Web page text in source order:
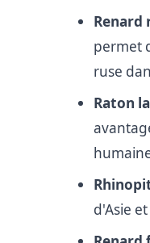
Renard
permet
ruse
Raton
d'Asie